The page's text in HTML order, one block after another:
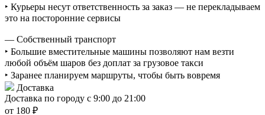
‣ Курьеры несут ответственность за заказ — не перекладываем
это на посторонние сервисы
— Собственный транспорт
‣ Большие вместительные машины позволяют нам везти
любой объём шаров без доплат за грузовое такси
‣ Заранее планируем маршруты, чтобы быть вовремя
Доставка
Доставка по городу с 9:00 до 21:00
от 180 ₽